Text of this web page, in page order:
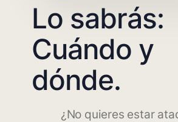
Lo sabrás:
Cuándo y
dónde.
¿No quieres estar